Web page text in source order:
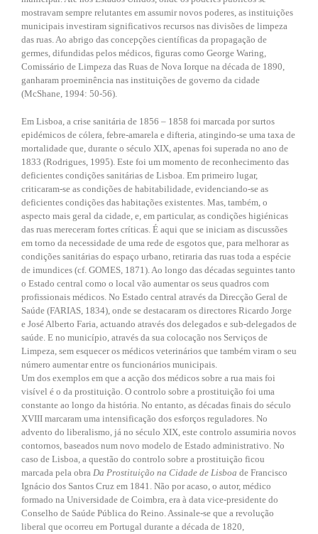
mostravam sempre relutantes em assumir novos poderes, as instituições
municipais investiram significativos recursos nas divisões de limpeza
das ruas. Ao abrigo das concepções científicas da propagação de
germes, difundidas pelos médicos, figuras como George Waring,
Comissário de Limpeza das Ruas de Nova Iorque na década de 1890,
ganharam proeminência nas instituições de governo da cidade
(McShane, 1994: 50-56).
Em Lisboa, a crise sanitária de 1856 – 1858 foi marcada por surtos
epidémicos de cólera, febre-amarela e difteria, atingindo-se uma taxa de
mortalidade que, durante o século XIX, apenas foi superada no ano de
1833 (Rodrigues, 1995). Este foi um momento de reconhecimento das
deficientes condições sanitárias de Lisboa. Em primeiro lugar,
criticaram-se as condições de habitabilidade, evidenciando-se as
deficientes condições das habitações existentes. Mas, também, o
aspecto mais geral da cidade, e, em particular, as condições higiénicas
das ruas mereceram fortes críticas. É aqui que se iniciam as discussões
em torno da necessidade de uma rede de esgotos que, para melhorar as
condições sanitárias do espaço urbano, retiraria das ruas toda a espécie
de imundices (cf. GOMES, 1871). Ao longo das décadas seguintes tanto
o Estado central como o local vão aumentar os seus quadros com
profissionais médicos. No Estado central através da Direcção Geral de
Saúde (FARIAS, 1834), onde se destacaram os directores Ricardo Jorge
e José Alberto Faria, actuando através dos delegados e sub-delegados de
saúde. E no município, através da sua colocação nos Serviços de
Limpeza, sem esquecer os médicos veterinários que também viram o seu
número aumentar entre os funcionários municipais.
Um dos exemplos em que a acção dos médicos sobre a rua mais foi
visível é o da prostituição. O controlo sobre a prostituição foi uma
constante ao longo da história. No entanto, as décadas finais do século
XVIII marcaram uma intensificação dos esforços reguladores. No
advento do liberalismo, já no século XIX, este controlo assumiria novos
contornos, baseados num novo modelo de Estado administrativo. No
caso de Lisboa, a questão do controlo sobre a prostituição ficou
marcada pela obra Da Prostituição na Cidade de Lisboa de Francisco
Ignácio dos Santos Cruz em 1841. Não por acaso, o autor, médico
formado na Universidade de Coimbra, era à data vice-presidente do
Conselho de Saúde Pública do Reino. Assinale-se que a revolução
liberal que ocorreu em Portugal durante a década de 1820,